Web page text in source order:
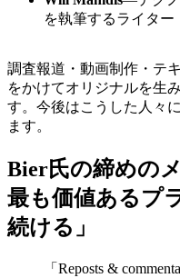
を執筆するライター
調査報道・動画制作・テ
をかけてオリジナルを生
す。今後はこうした人々
ます。
Bier氏の締めの
最も価値あるプ
続ける」
「Reposts &